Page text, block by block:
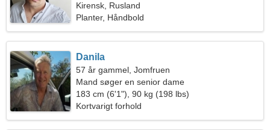
Kirensk, Rusland
Planter, Håndbold
Danila
57 år gammel, Jomfruen
Mand søger en senior dame
183 cm (6'1"), 90 kg (198 lbs)
Kortvarigt forhold